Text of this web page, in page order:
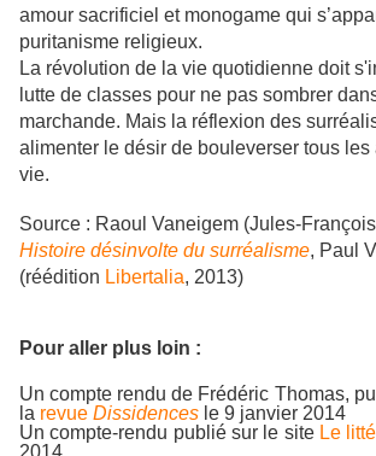
amour sacrificiel et monogame qui
puritanisme religieux.
La révolution de la vie quotidienne doit
lutte de classes pour ne pas sombrer
marchande. Mais la réflexion des
alimenter le désir de bouleverser tous les
vie.
Source : Raoul Vaneigem (Jules-
Histoire désinvolte du surréalisme, Paul
(réédition Libertalia, 2013)
Pour aller plus loin :
Un compte rendu de Frédéric Thomas,
la revue Dissidences le 9 janvier 2014
Un compte-rendu publié sur le site Le
2014